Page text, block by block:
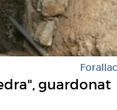
Forallac
guardonat